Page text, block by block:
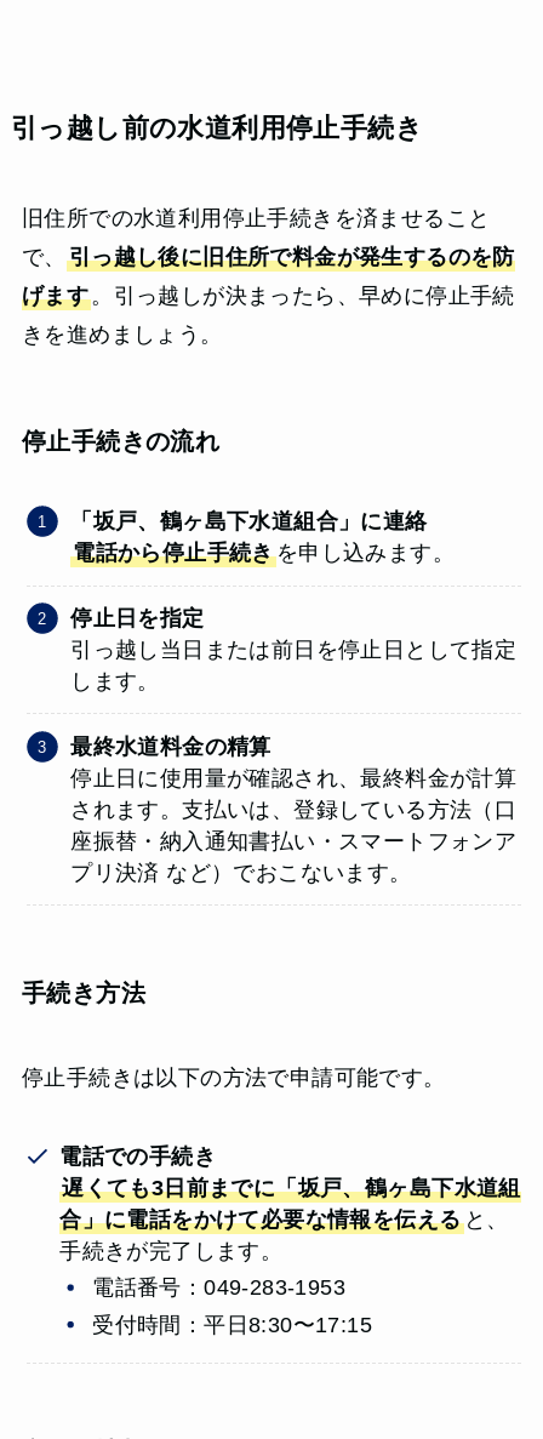
引っ越し前の水道利用停止手続き
旧住所での水道利用停止手続きを済ませること
で、 引っ越し後に旧住所で料金が発生するのを防
げます。引っ越しが決まったら、早めに停止手続
きを進めましょう。
停止手続きの流れ
「坂戸、鶴ヶ島下水道組合」に連絡
電話から停止手続きを申し込みます。
停止日を指定
引っ越し当日または前日を停止日として指定
します。
最終水道料金の精算
停止日に使用量が確認され、最終料金が計算
されます。支払いは、登録している方法（口
座振替・納入通知書払い・スマートフォンア
プリ決済 など）でおこないます。
手続き方法
停止手続きは以下の方法で申請可能です。
電話での手続き
遅くても3日前までに「坂戸、鶴ヶ島下水道組
合」に電話をかけて必要な情報を伝えると、
手続きが完了します。
電話番号：049-283-1953
受付時間：平日8:30〜17:15